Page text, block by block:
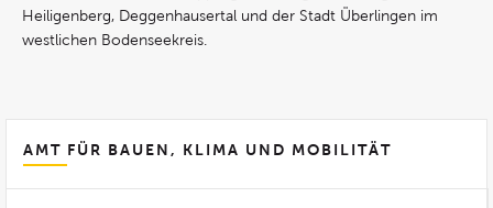
Heiligenberg, Deggenhausertal und der Stadt Überlingen im
westlichen Bodenseekreis.
AMT FÜR BAUEN, KLIMA UND MOBILITÄT